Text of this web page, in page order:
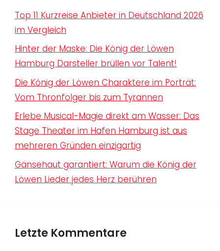
Top 11 Kurzreise Anbieter in Deutschland 2026
im Vergleich
Hinter der Maske: Die König der Löwen
Hamburg Darsteller brüllen vor Talent!
Die König der Löwen Charaktere im Porträt:
Vom Thronfolger bis zum Tyrannen
Erlebe Musical-Magie direkt am Wasser: Das
Stage Theater im Hafen Hamburg ist aus
mehreren Gründen einzigartig
Gänsehaut garantiert: Warum die König der
Löwen Lieder jedes Herz berühren
Letzte Kommentare